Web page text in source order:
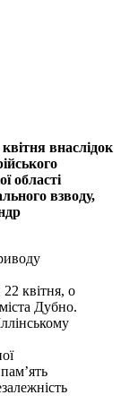
внаслідок
області
взводу,
квітня, о
Дубно.